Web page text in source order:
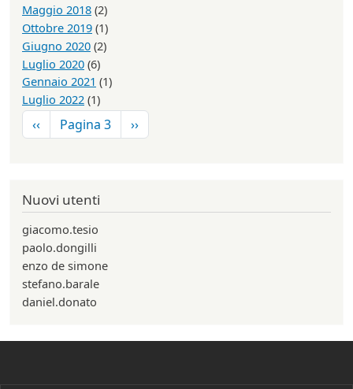
Maggio 2018 (2)
Ottobre 2019 (1)
Giugno 2020 (2)
Luglio 2020 (6)
Gennaio 2021 (1)
Luglio 2022 (1)
Paginazione
Pagina precedente
‹‹ Pagina 3 Pagina successiva
››
Nuovi utenti
giacomo.tesio
paolo.dongilli
enzo de simone
stefano.barale
daniel.donato